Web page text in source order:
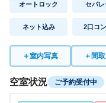
オートロック セパレ
ネット込み 2口コ
＋室内写真 ＋ 間
空室状況 ご予約受付中